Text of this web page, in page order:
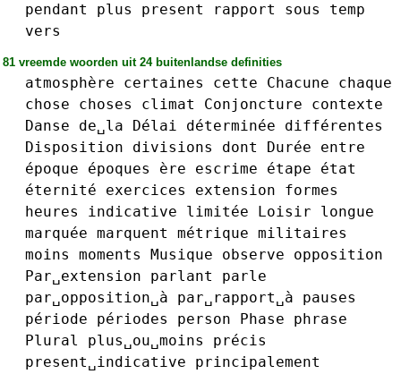
pendant
plus present rapport sous
temp
vers
81 vreemde woorden uit 24 buitenlandse definities
atmosphère certaines cette Chacune
chaque
chose
choses climat Conjoncture
contexte
Danse
de␣la Délai déterminée
différentes
Disposition
divisions dont Durée
entre
époque
époques ère escrime étape
état
éternité
exercices extension
formes
heures
indicative limitée Loisir
longue
marquée marquent métrique militaires
moins
moments Musique observe
opposition
Par␣extension
parlant
parle
par␣opposition␣à
par␣rapport␣à
pauses
période
périodes person Phase
phrase
Plural
plus␣ou␣moins
précis
present␣indicative
principalement